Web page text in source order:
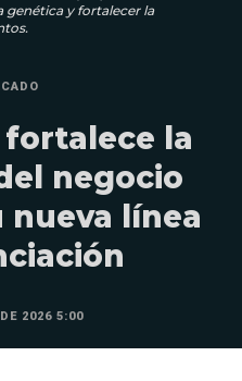
genética y fortalecer la
fortalece la
negocio
nueva línea
2026 5:00